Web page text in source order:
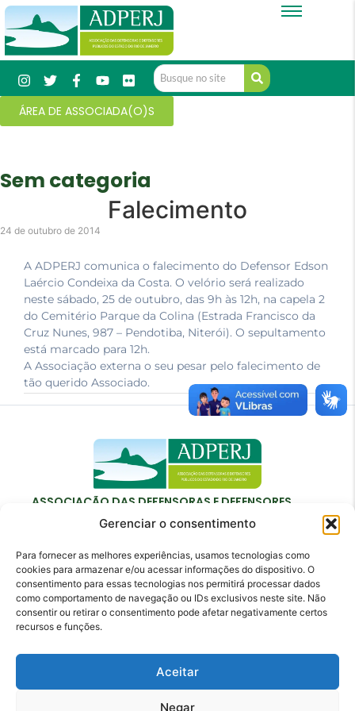
Gerenciar o consentimento
Para fornecer as melhores experiências, usamos tecnologias como
cookies para armazenar e/ou acessar informações do dispositivo. O
consentimento para essas tecnologias nos permitirá processar dados
como comportamento de navegação ou IDs exclusivos neste site. Não
consentir ou retirar o consentimento pode afetar negativamente certos
recursos e funções.
Aceitar
Negar
ÁREA DE ASSOCIADA(O)S
Sem categoria
Falecimento
24 de outubro de 2014
A ADPERJ comunica o falecimento do Defensor Edson
Laércio Condeixa da Costa. O velório será realizado
neste sábado, 25 de outubro, das 9h às 12h, na capela 2
do Cemitério Parque da Colina (Estrada Francisco da
Cruz Nunes, 987 – Pendotiba, Niterói). O sepultamento
está marcado para 12h.
A Associação externa o seu pesar pelo falecimento de
tão querido Associado.
ASSOCIAÇÃO DAS DEFENSORAS E DEFENSORES
PÚBLICOS DO ESTADO DO RIO DE JANEIRO
Contato
adperj@adperj.com.br
(21) 2220-6022
Janeiro - RJ - CEP: 20011-020